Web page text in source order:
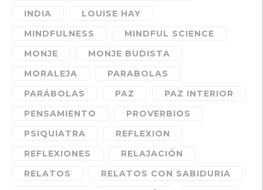
INDIA
LOUISE HAY
MINDFULNESS
MINDFUL SCIENCE
MONJE
MONJE BUDISTA
MORALEJA
PARABOLAS
PARÁBOLAS
PAZ
PAZ INTERIOR
PENSAMIENTO
PROVERBIOS
PSIQUIATRA
REFLEXION
REFLEXIONES
RELAJACIÓN
RELATOS
RELATOS CON SABIDURIA